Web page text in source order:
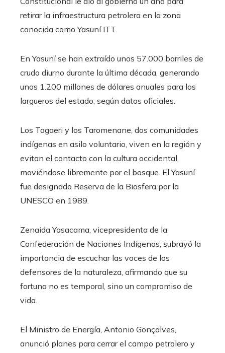
retirar la infraestructura petrolera en la zona
conocida como Yasuní ITT.
En Yasuní se han extraído unos 57.000 barriles de
crudo diurno durante la última década, generando
unos 1.200 millones de dólares anuales para los
largueros del estado, según datos oficiales.
Los Tagaeri y los Taromenane, dos comunidades
indígenas en asilo voluntario, viven en la región y
evitan el contacto con la cultura occidental,
moviéndose libremente por el bosque. El Yasuní
fue designado Reserva de la Biosfera por la
UNESCO en 1989.
Zenaida Yasacama, vicepresidenta de la
Confederación de Naciones Indígenas, subrayó la
importancia de escuchar las voces de los
defensores de la naturaleza, afirmando que su
fortuna no es temporal, sino un compromiso de
vida.
El Ministro de Energía, Antonio Gonçalves,
anunció planes para cerrar el campo petrolero y